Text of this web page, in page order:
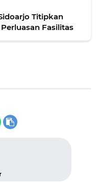
Titipkan
Fasilitas